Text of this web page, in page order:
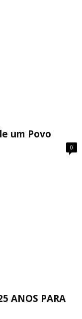
um Povo
0
ANOS PARA